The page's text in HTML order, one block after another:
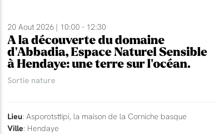
20 Aout 2026 | 10:00 - 12:30
A la découverte du domaine
d'Abbadia, Espace Naturel Sensible
à Hendaye: une terre sur l'océan.
Sortie nature
Lieu: Asporotsttipi, la maison de la Corniche basque
Ville: Hendaye